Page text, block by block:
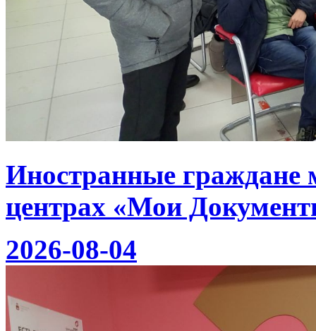
Иностранные
центрах «Мои
2026-08-04